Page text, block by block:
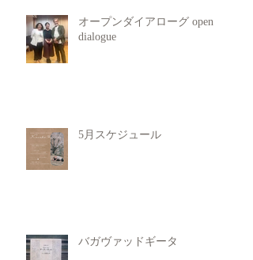
オープンダイアローグ open
dialogue
5月スケジュール
バガヴァッドギータ